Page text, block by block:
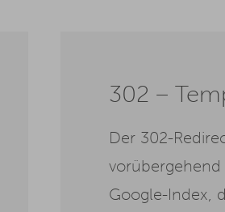
302 –
Der 302-
Google-Index,